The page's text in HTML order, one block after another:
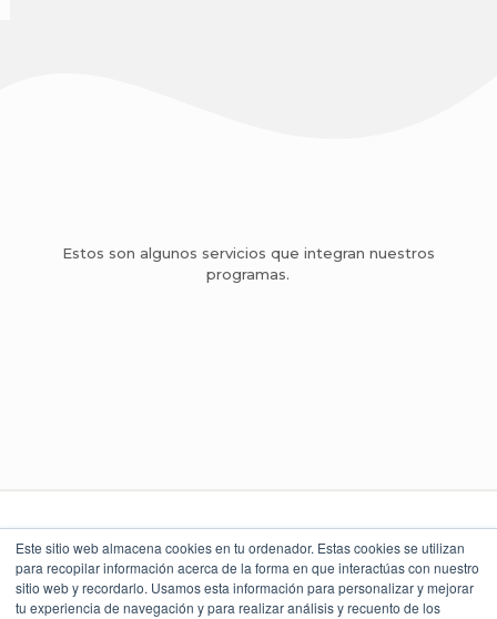
Este sitio web almacena cookies en tu ordenador. Estas cookies se utilizan
para recopilar información acerca de la forma en que interactúas con nuestro
sitio web y recordarlo. Usamos esta información para personalizar y mejorar
tu experiencia de navegación y para realizar análisis y recuento de los
Estos son algunos servicios que integran nuestros
programas.
LEGAL Y POLÍTICAS
Aviso Legal
NUESTROS CLIENTES
Torre Índigo
Av. Paseo de la Reforma 373